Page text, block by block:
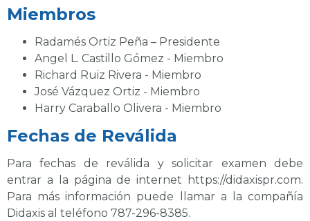
Miembros
Radamés Ortiz Peña – Presidente
Angel L. Castillo Gómez - Miembro
Richard Ruiz Rivera - Miembro
José Vázquez Ortiz - Miembro
Harry Caraballo Olivera - Miembro
Fechas de Reválida
Para fechas de reválida y solicitar examen debe
entrar a la página de internet
https://didaxispr.com.
Para más información puede llamar a la compañía
Didaxis al teléfono 787-296-8385.